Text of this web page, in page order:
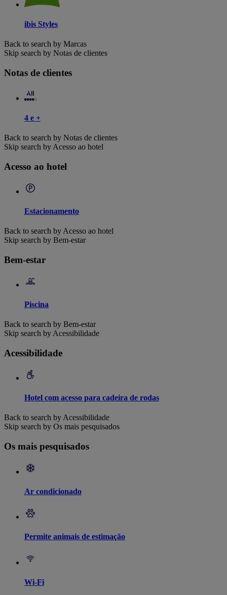
ibis Styles
Back to search by Marcas
Skip search by Notas de clientes
Notas de clientes
4 e +
Back to search by Notas de clientes
Skip search by Acesso ao hotel
Acesso ao hotel
Estacionamento
Back to search by Acesso ao hotel
Skip search by Bem-estar
Bem-estar
Piscina
Back to search by Bem-estar
Skip search by Acessibilidade
Acessibilidade
Hotel com acesso para cadeira de rodas
Back to search by Acessibilidade
Skip search by Os mais pesquisados
Os mais pesquisados
Ar condicionado
Permite animais de estimação
Wi-Fi